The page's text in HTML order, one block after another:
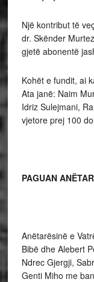
Një kontribut të
dr. Skënder
gjetë abonentë
Kohët e fundit, ai
Ata janë: Naim
Idriz Sulejmani,
vjetore prej 100
PAGUAN
Anëtarësinë e
Bibë dhe Alebert
Ndrec Gjergji,
Genti Miho me